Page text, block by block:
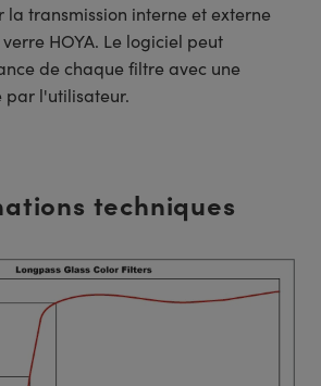
la transmission interne et externe
HOYA. Le logiciel peut
de chaque filtre avec une
par l'utilisateur.
techniques